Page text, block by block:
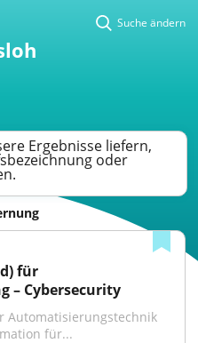
Suche ändern
Ergebnisse liefern,
oder
für
– Cybersecurity
Automatisierungstechnik
für...